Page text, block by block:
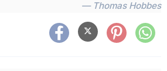
— Thomas Hobbes